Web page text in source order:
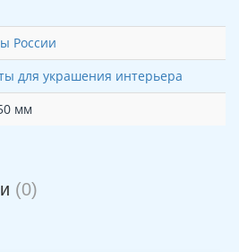
России
для украшения интерьера
мм
(0)